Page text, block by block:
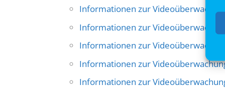
Informationen zur
Informationen zur
Informationen zur
Informationen zur
Informationen zur